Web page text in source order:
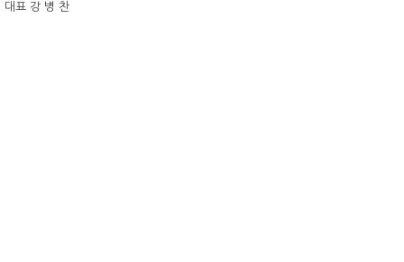
대표 강 병 찬